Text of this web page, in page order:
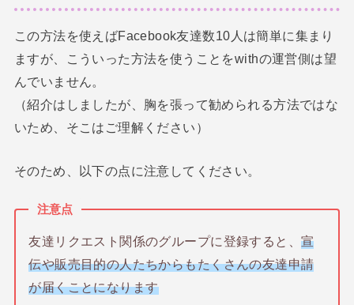
この方法を使えばFacebook友達数10人は簡単に集まり
ますが、こういった方法を使うことをwithの運営側は望
んでいません。
（紹介はしましたが、胸を張って勧められる方法ではな
いため、そこはご理解ください）
そのため、以下の点に注意してください。
注意点
友達リクエスト関係のグループに登録すると、宣
伝や販売目的の人たちからもたくさんの友達申請
が届くことになります